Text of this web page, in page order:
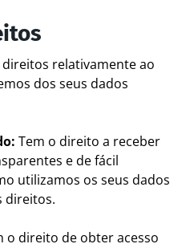
direitos relativamente ao
dos seus dados
Tem o direito a receber
e de fácil
utilizamos os seus dados
direitos.
o direito de obter acesso